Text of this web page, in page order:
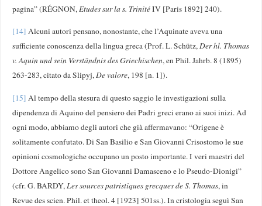
pagina” (RÉGNON, Etudes sur la s. TrinitéIV [Paris 1892] 240).
[14] Alcuni autori pensano, nonostante, che l’Aquinate aveva una
sufficiente conoscenza della lingua greca (Prof. L. Schütz,Der hl. Thomas
v. Aquin und sein Verständnis des Griechischen, en Phil. Jahrb. 8 (1895)
263-283, citato da Slipyj,De valore, 198 [n. 1]).
[15] Al tempo della stesura di questo saggio le investigazioni sulla
dipendenza di Aquino del pensiero dei Padri greci erano ai suoi inizi. Ad
ogni modo, abbiamo degli autori che già affermavano: “Origene è
solitamente confutato. Di San Basilio e San Giovanni Crisostomo le sue
opinioni cosmologiche occupano un posto importante. I veri maestri del
Dottore Angelico sono San Giovanni Damasceno e lo Pseudo-Dionigi”
(cfr. G. BARDY, Les sources patristiques grecques de S. Thomas, in
Revue des scien. Phil. et theol. 4 [1923] 501ss.). In cristologia seguì San